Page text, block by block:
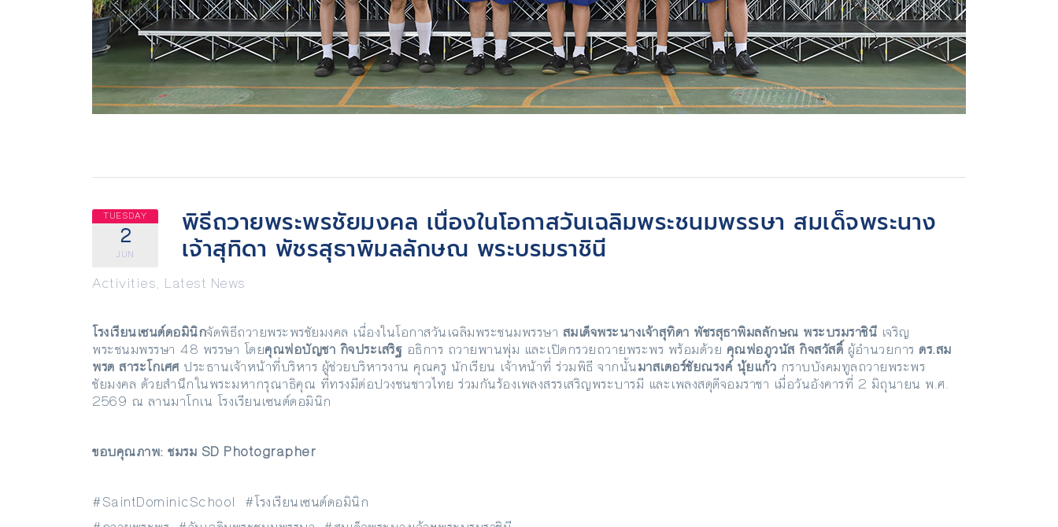
TUESDAY
2
JUN
พิธีถวายพระพรชัยมงคล เนื่องในโอกาสวันเฉลิมพระชนมพรรษา สมเด็จพระนาง
เจ้าสุทิดา พัชรสุธาพิมลลักษณ พระบรมราชินี
Activities, Latest News
โรงเรียนเซนต์ดอมินิกจัดพิธีถวายพระพรชัยมงคล เนื่องในโอกาสวันเฉลิมพระชนมพรรษา สมเด็จพระนางเจ้าสุทิดา พัชรสุธาพิมลลักษณ พระบรมราชินี เจริญ
พระชนมพรรษา 48 พรรษา โดยคุณพ่อบัญชา กิจประเสริฐ อธิการ ถวายพานพุ่ม และเปิดกรวยถวายพระพร พร้อมด้วย คุณพ่อภูวนัส กิจสวัสดิ์ ผู้อำนวยการ ดร.สม
พรต สาระโกเศศประธานเจ้าหน้าที่บริหาร ผู้ช่วยบริหารงาน คุณครู นักเรียน เจ้าหน้าที่ ร่วมพิธี จากนั้นมาสเตอร์ชัยณรงค์ นุ้ยแก้ว กราบบังคมทูลถวายพระพร
ชัยมงคล ด้วยสำนึกในพระมหากรุณาธิคุณ ที่ทรงมีต่อปวงชนชาวไทย ร่วมกันร้องเพลงสรรเสริญพระบารมี และเพลงสดุดีจอมราชา เมื่อวันอังคารที่ 2 มิถุนายน พ.ศ.
2569 ณ ลานมาโกเน โรงเรียนเซนต์ดอมินิก
ขอบคุณภาพ: ชมรม SD Photographer
#SaintDominicSchool #โรงเรียนเซนต์ดอมินิก